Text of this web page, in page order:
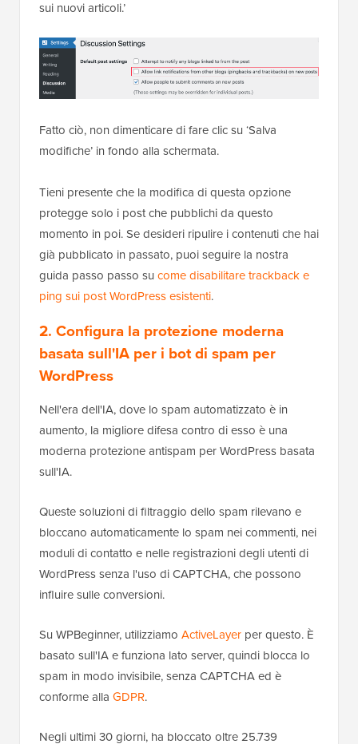
Disabilita trackback e pingback.
I trackback e i pingback ti notificano quando un altro
blog.
connettere conversazioni tra diversi siti web, ora
vengono comunemente abusati dagli spammer per
inviare notifiche di link fasulle.
Disattivare questa funzione rimuove completamente
un'intera categoria di notifiche spazzatura dalla tua
bacheca.
Per disabilitare queste notifiche, vai alla schermata
Impostazioni » Discussione
WordPress. Qui, deseleziona la casella accanto a
‘Notifica di link da altri blog (pingback e trackback)
sui nuovi articoli.’
Fatto ciò, non dimenticare di fare clic su ‘Salva
modifiche’ in fondo alla schermata.
Tieni presente che la modifica di questa opzione
protegge solo i post che pubblichi da questo
momento in poi. Se desideri ripulire i contenuti che hai
già pubblicato in passato, puoi seguire la nostra
ping sui post WordPress esistenti